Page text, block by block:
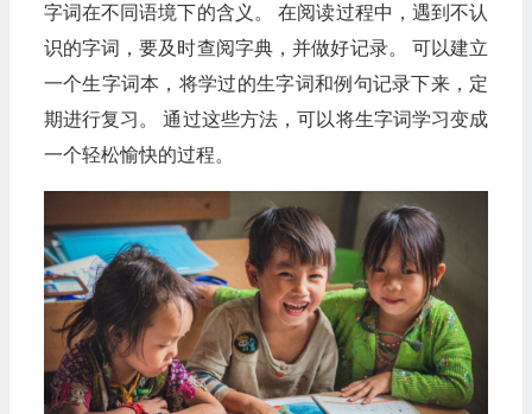
字词在不同语境下的含义。 在阅读过程中，遇到不认
识的字词，要及时查阅字典，并做好记录。 可以建立
一个生字词本，将学过的生字词和例句记录下来，定
期进行复习。 通过这些方法，可以将生字词学习变成
一个轻松愉快的过程。